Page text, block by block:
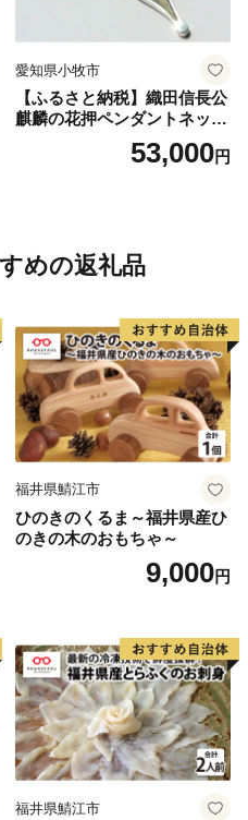
愛知県小牧市
【ふるさと納税】織田信長公
麒麟の花押ペンダントネック
53,000円
めの返礼品
福井県鯖江市
ひのきのくるま～福井県産ひ
のきの木のおもちゃ～
9,000円
福井県鯖江市